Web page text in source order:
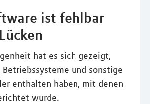
ist fehlbar
hat es sich gezeigt,
Betriebssysteme und sonstige
enthalten haben, mit denen
wurde.